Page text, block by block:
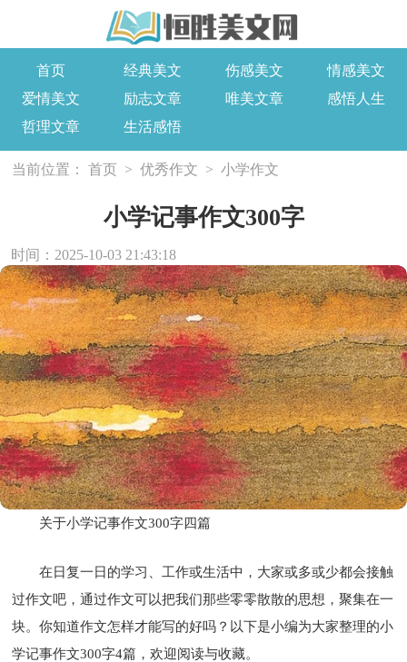
首页 经典美文 伤感美文
情感美文
爱情美文
励志文章 唯美文章
感悟人生
哲理文章
生活感悟
当前位置： 首页 > 优秀作文 > 小学作文
小学记事作文300字
时间：2025-10-03 21:43:18
关于小学记事作文300字四篇
在日复一日的学习、工作或生活中，大家或多或少都会接触
过作文吧，通过作文可以把我们那些零零散散的思想，聚集在一
块。你知道作文怎样才能写的好吗？以下是小编为大家整理的小
学记事作文300字4篇，欢迎阅读与收藏。